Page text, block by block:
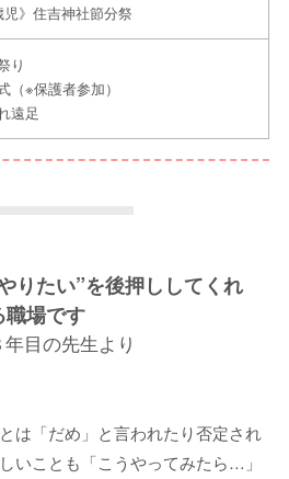
児》住吉神社節分祭
り
（※保護者参加）
遠足
りたい”を後押ししてくれ
職場です
年目の先生より
は「だめ」と言われたり否定され
いことも「こうやってみたら…」